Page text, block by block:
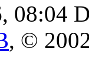
08:04
, ©